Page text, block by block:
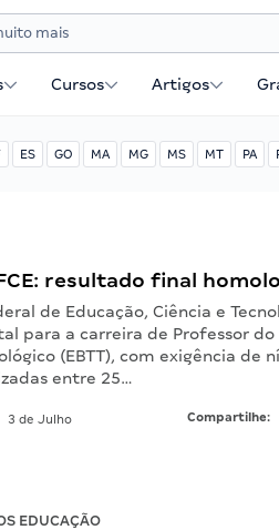
Cursos Artigos
ES GO MA MG MS MT PA
resultado final
de Educação, Ciência e
para a carreira de Professor do
(EBTT), com exigência de
entre 25…
3 de Julho Compartilhe:
EDUCAÇÃO